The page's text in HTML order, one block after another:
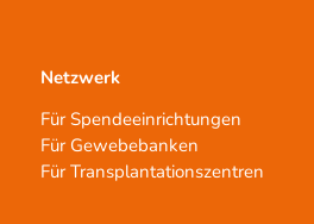
Netzwerk
Für Spendeeinrichtungen
Für Gewebebanken
Für Transplantationszentren